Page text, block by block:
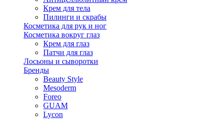
Крем для тела
Пилинги и скрабы
Косметика для рук и ног
Косметика вокруг глаз
Крем для глаз
Патчи для глаз
Лосьоны и сыворотки
Бренды
Beauty Style
Mesoderm
Foreo
GUAM
Lycon